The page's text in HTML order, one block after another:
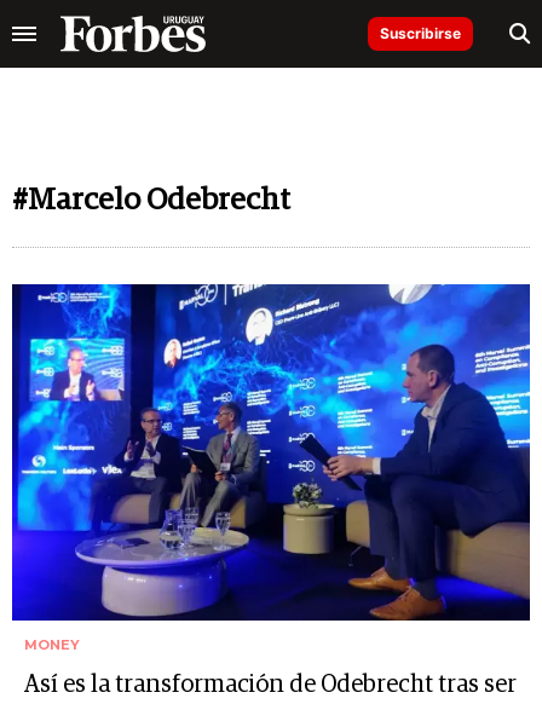
Suscribirse
#Marcelo Odebrecht
MONEY
Así es la transformación de Odebrecht tras ser